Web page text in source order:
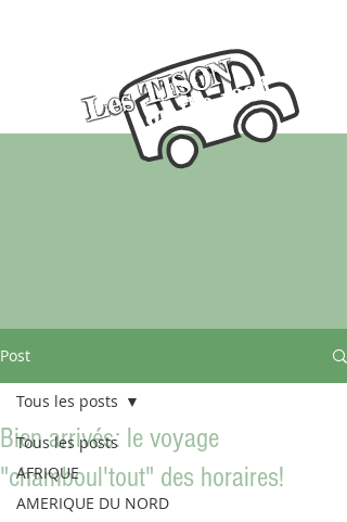
on the road
Les TISON
Post
Tous les posts
AFRIQUE
AMERIQUE DU NORD
Tous les posts
Bien arrivés: le voyage
"chamboul'tout" des horaires!